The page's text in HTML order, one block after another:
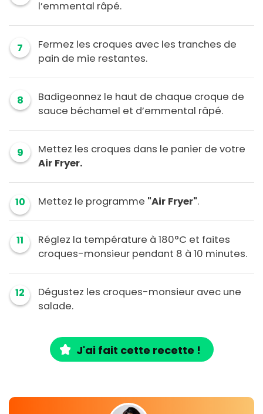
l’emmental râpé.
7
Fermez les croques avec les tranches de
pain de mie restantes.
8
Badigeonnez le haut de chaque croque de
sauce béchamel et d’emmental râpé.
9
Mettez les croques dans le panier de votre
Air Fryer.
10 Mettez le programme "Air Fryer".
11
Réglez la température à 180°C et faites
croques-monsieur pendant 8 à 10 minutes.
12
Dégustez les croques-monsieur avec une
salade.
J'ai fait cette recette !